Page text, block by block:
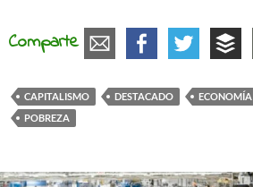
Comparte
CAPITALISMO DESTACADO ECONOMÍA
POBREZA